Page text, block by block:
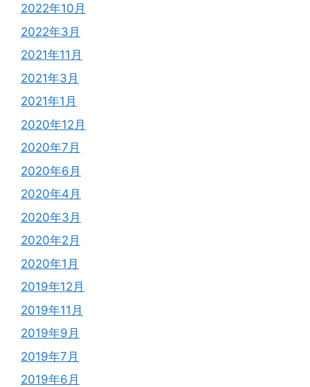
2022年10月
2022年3月
2021年11月
2021年3月
2021年1月
2020年12月
2020年7月
2020年6月
2020年4月
2020年3月
2020年2月
2020年1月
2019年12月
2019年11月
2019年9月
2019年7月
2019年6月